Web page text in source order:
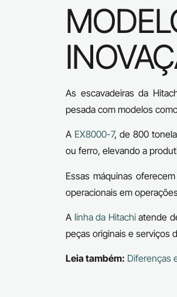
As escavadeiras da
pesada com modelos
A EX8000-7, de 800
ou ferro, elevando a
Essas máquinas
operacionais em
A linha da Hitachiatende
peças originais e serviços
Leia também: Diferenças